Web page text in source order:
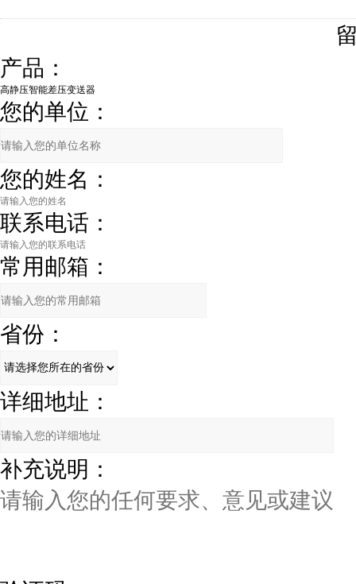
产品：
您的单位：
您的姓名：
联系电话：
常用邮箱：
省份：
详细地址：
补充说明：